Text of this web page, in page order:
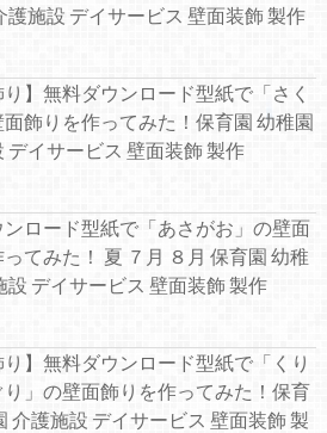
護施設 デイサービス 壁面装飾 製作
り】無料ダウンロード型紙で「さく
面飾りを作ってみた！保育園 幼稚園
デイサービス 壁面装飾 製作
ロード型紙で「あさがお」の壁面
てみた！ 夏 ７月 ８月 保育園 幼稚
設 デイサービス 壁面装飾 製作
り】無料ダウンロード型紙で「くり
り」の壁面飾りを作ってみた！保育
介護施設 デイサービス 壁面装飾 製